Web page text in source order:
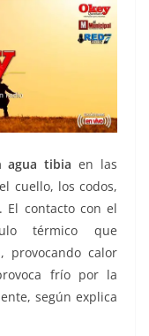
agua tibia en las
cuello, los codos,
contacto con el
térmico que
provocando calor
frío por la
según explica